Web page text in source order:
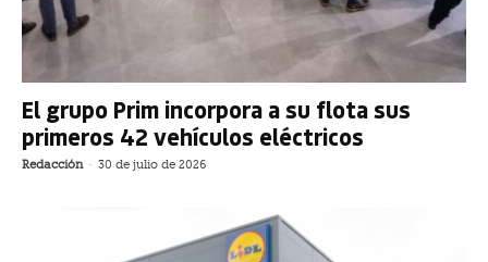
El grupo Prim incorpora a su flota sus
primeros 42 vehículos eléctricos
Redacción - 30 de julio de 2026